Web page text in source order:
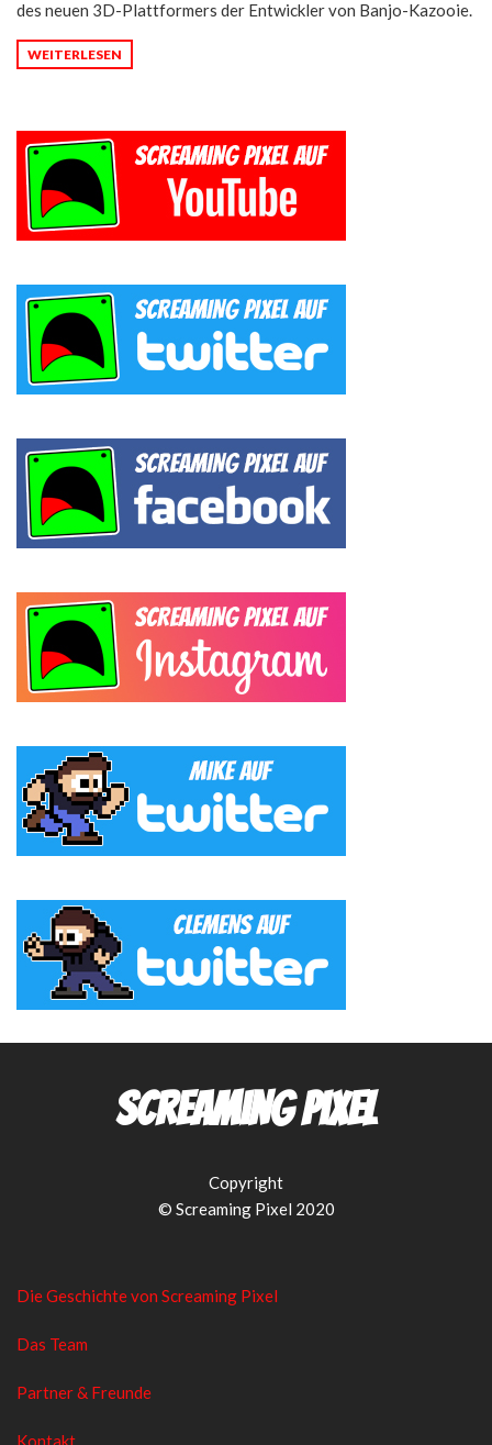
des neuen 3D-Plattformers der Entwickler von Banjo-Kazooie.
WEITERLESEN
Screaming Pixel
Copyright
© Screaming Pixel 2020
Die Geschichte von Screaming Pixel
Das Team
Partner & Freunde
Kontakt